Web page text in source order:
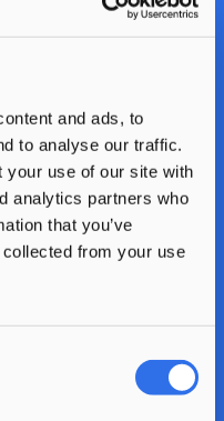
and ads, to
to analyse our traffic.
your use of our site with
analytics partners who
that you’ve
from your use
het einde te
in de
het kan een